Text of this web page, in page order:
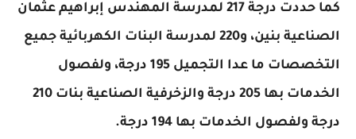
كما حددت درجة 217 لمدرسة المهندس إبراهيم عثمان
الصناعية بنين، و220 لمدرسة البنات الكهربائية جميع
التخصصات ما عدا التجميل 195 درجة، ولفصول
الخدمات بها 205 درجة والزخرفية الصناعية بنات 210
درجة ولفصول الخدمات بها 194 درجة.